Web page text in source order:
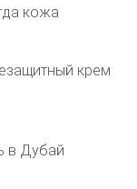
кожа
крем